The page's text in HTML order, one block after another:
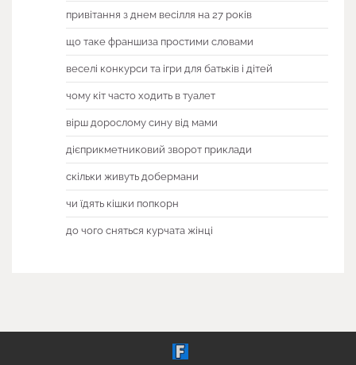
привітання з днем весілля на 27 років
що таке франшиза простими словами
веселі конкурси та ігри для батьків і дітей
чому кіт часто ходить в туалет
вірш дорослому сину від мами
дієприкметниковий зворот приклади
скільки живуть добермани
чи їдять кішки попкорн
до чого сняться курчата жінці